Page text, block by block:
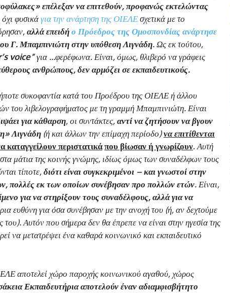
επέλεξαν να επιτεθούν, προφανώς εκτελώντας
όχι φυσικάγια την ανάρτηση της ΟΙΕΛΕσχετικά με το
αλλά επειδήο Πρόεδρος της Ομοσπονδίας ανάρτησε
Γ. Μπαμπινιώτη στην υπόθεση Λιγνάδη. Ως εκ τούτου,
’s voice”για …φερέφωνα. Είναι, όμως, θλιβερό να γράφεις
ανθρώπους, δεν αρμόζει σε εκπαιδευτικούς.
συκοφαντία κατά του Προέδρου της ΟΙΕΛΕ ή άλλου
του λιβελογραφήματος με τη γραμμή Μπαμπινιώτη. Είναι
για κάθαρση, οι συντάκτες,αντί να ζητήσουν να βγουν
Λιγνάδη (ή και άλλων την επίμαχη περίοδο)να επιτίθενται
καταγγείλουν περιστατικάπου βίωσαν ή γνωρίζουν. Αυτή
μάτια της κοινής γνώμης, ιδίως όμως των συναδέλφων τους
τίποτε,διότι είναι συγκεκριμένοι – και γνωστοί στην
πολλές εκ των οποίων συνέβησαν προ πολλών ετών. Είναι,
για να στηρίξουν τους συναδέλφους, αλλά για να
ευθύνη για όσα συνέβησαν με την ανοχή του (ή, αν δεχτούμε
του). Αυτόν που σήμερα δεν θα έπρεπε να είναι στην ηγεσία της
να μετατρέψει ένα καθαρά κοινωνικό και εκπαιδευτικό
αποτελεί χώρο παροχής κοινωνικού αγαθού, χώρος
Εκπαιδευτήρια αποτελούν έναν αδιαμφισβήτητο